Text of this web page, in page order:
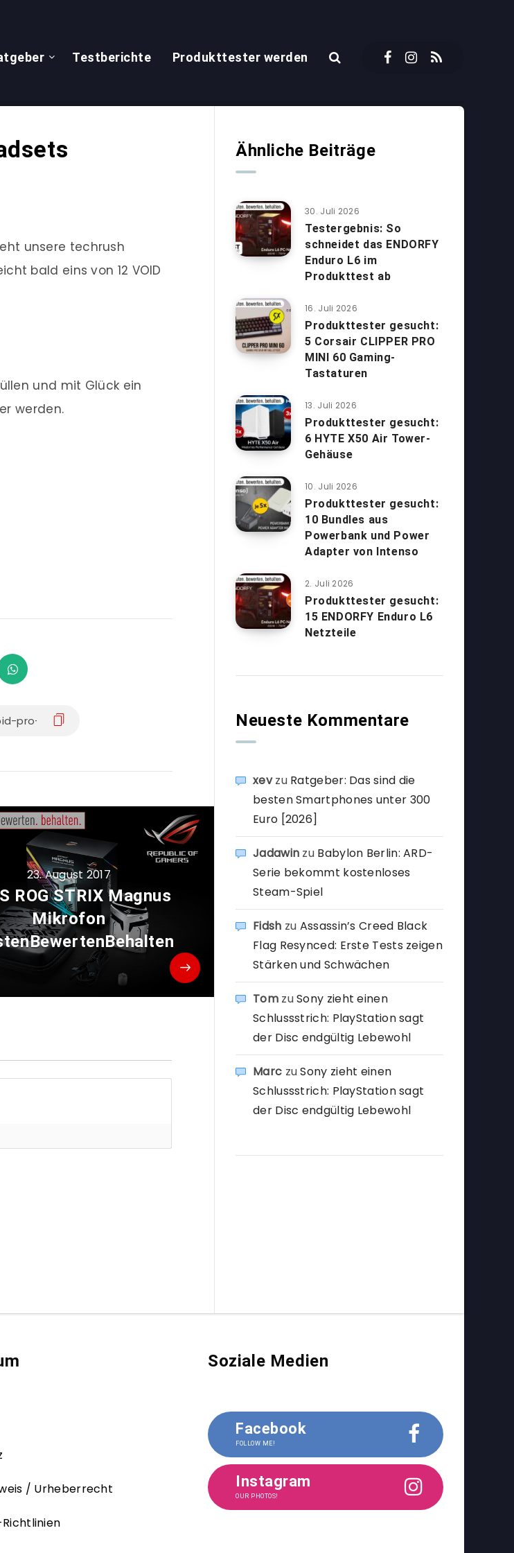
Testberichte Produkttester werden
unsere techrush
bald eins von 12 VOID
und mit Glück ein
werden.
23. August 2017
ROG STRIX Magnus
Mikrofon
Ähnliche Beiträge
30. Juli 2026
Testergebnis: So
schneidet das ENDORFY
Enduro L6 im
Produkttest ab
16. Juli 2026
Produkttester gesucht:
5 Corsair CLIPPER PRO
MINI 60 Gaming-
Tastaturen
13. Juli 2026
Produkttester gesucht:
6 HYTE X50 Air Tower-
Gehäuse
10. Juli 2026
Produkttester gesucht:
10 Bundles aus
Powerbank und Power
Adapter von Intenso
2. Juli 2026
Produkttester gesucht:
15 ENDORFY Enduro L6
Netzteile
Neueste Kommentare
xevzu Ratgeber: Das sind die
besten Smartphones unter 300
Euro [2026]
Jadawin zu Babylon Berlin: ARD-
Serie bekommt kostenloses
Steam-Spiel
Fidsh zu Assassin’s Creed Black
Flag Resynced: Erste Tests zeigen
Stärken und Schwächen
TomzuSony zieht einen
Schlussstrich: PlayStation sagt
der Disc endgültig Lebewohl
Marc zuSony zieht einen
Schlussstrich: PlayStation sagt
der Disc endgültig Lebewohl
/ Urheberrecht
Soziale Medien
Facebook
FOLLOW ME!
Instagram
OUR PHOTOS!